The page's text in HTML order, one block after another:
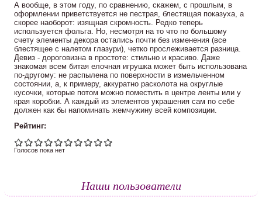
А вообще, в этом году, по сравнению, скажем, с прошлым, в
оформлении приветствуется не пестрая, блестящая показуха, а
скорее наоборот: изящная скромность. Редко теперь
используется фольга. Но, несмотря на то что по большому
счету элементы декора остались почти без изменения (все
блестящее с налетом глазури), четко прослеживается разница.
Девиз - дороговизна в простоте: стильно и красиво. Даже
знакомая всем битая елочная игрушка может быть использована
по-другому: не распылена по поверхности в измельченном
состоянии, а, к примеру, аккуратно расколота на округлые
кусочки, которые потом можно поместить в центре ленты или у
края коробки. А каждый из элементов украшения сам по себе
должен как бы напоминать жемчужину всей композиции.
Рейтинг:
Голосов пока нет
Наши пользователи